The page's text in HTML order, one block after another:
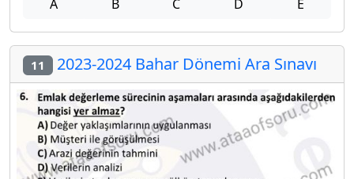
A B C D E
11 2023-2024 Bahar Dönemi Ara Sınavı